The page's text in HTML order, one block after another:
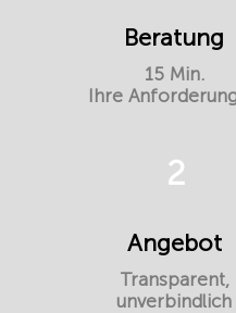
Beratung
15 Min.
Ihre
2
Angebot
Transparent,
unverbindlich